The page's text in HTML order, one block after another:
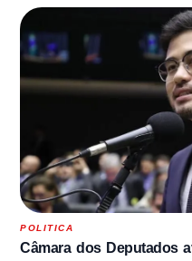
POLITICA
Câmara dos Deputados